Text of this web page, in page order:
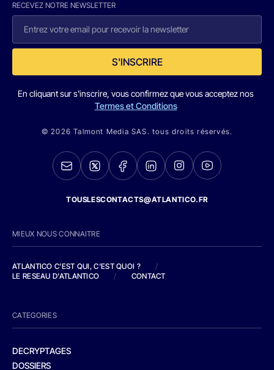
RECEVEZ NOTRE NEWSLETTER
S'INSCRIRE
En cliquant sur s'inscrire, vous confirmez que vous acceptez nos
Termes et Conditions
© 2026 Talmont Media SAS. tous droits réservés.
TOUSLESCONTACTS@ATLANTICO.FR
MIEUX NOUS CONNAITRE
ATLANTICO C'EST QUI, C'EST QUOI ?
/
LE RESEAU D'ATLANTICO
/ CONTACT
CATEGORIES
DECRYPTAGES
DOSSIERS